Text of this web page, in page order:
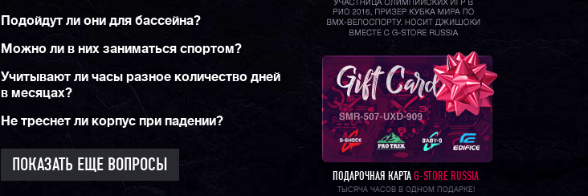
Подойдут ли они для бассейна?
Можно ли в них заниматься спортом?
Учитывают ли часы разное количество дней
в месяцах?
Не треснет ли корпус при падении?
ПОКАЗАТЬ ЕЩЕ ВОПРОСЫ
ПОДАРОЧНАЯ КАРТА G-STORE RUSSIA
ТЫСЯЧА ЧАСОВ В ОДНОМ ПОДАРКЕ!